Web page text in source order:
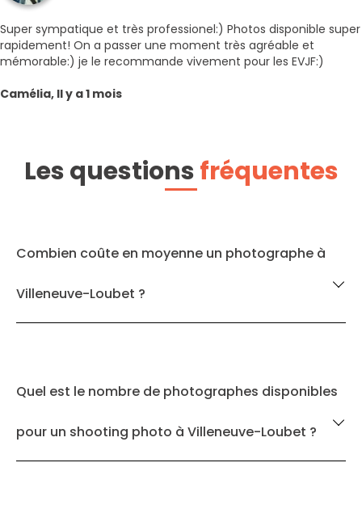
Super sympatique et très professionel:) Photos disponible super
rapidement! On a passer une moment très agréable et
mémorable:) je le recommande vivement pour les EVJF:)
Camélia, Il y a 1 mois
Les questionsfréquentes
Combien coûte en moyenne un photographe à
Villeneuve-Loubet ?
Quel est le nombre de photographes disponibles
pour un shooting photo à Villeneuve-Loubet ?